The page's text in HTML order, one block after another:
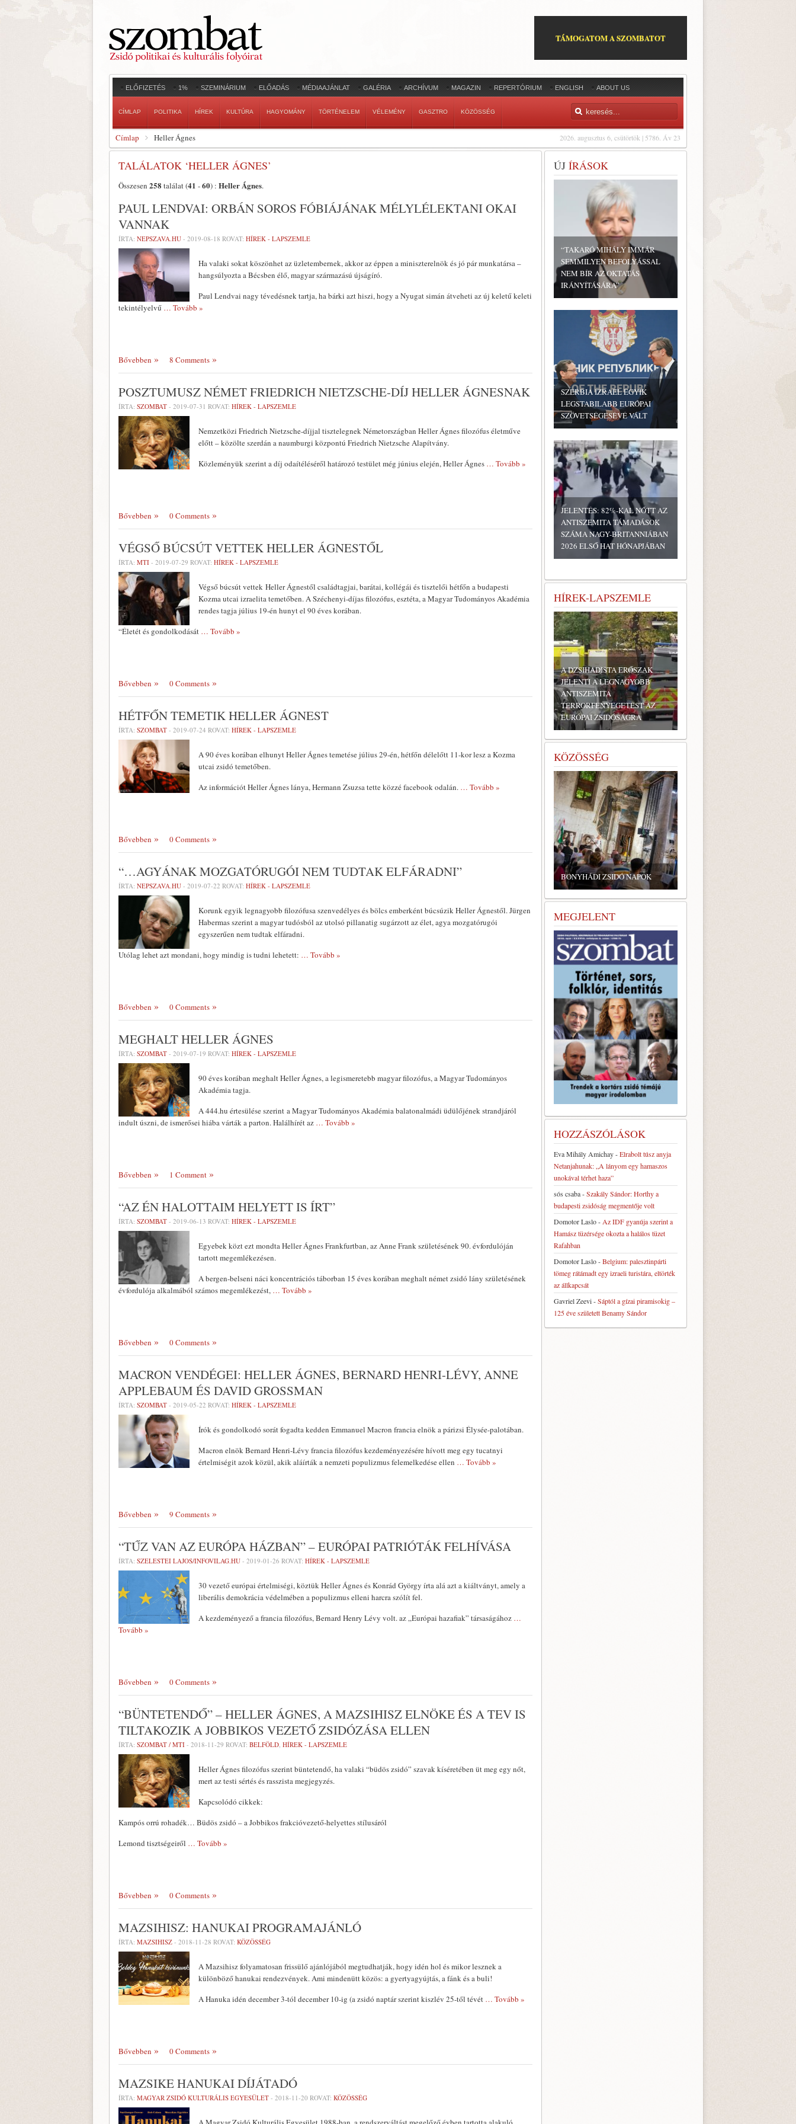
TÁMOGATOM A SZOMBATOT
ELŐFIZETÉS 1% SZEMINÁRIUM ELŐADÁS MÉDIAAJÁNLAT GALÉRIA ARCHÍVUM MAGAZIN REPERTÓRIUM ENGLISH ABOUT US
CÍMLAP POLITIKA HÍREK KULTÚRA HAGYOMÁNY TÖRTÉNELEM VÉLEMÉNY GASZTRO KÖZÖSSÉG
2026. augusztus 6, csütörtök | 5786. Áv 23
Címlap Heller Ágnes
TALÁLATOK ‘HELLER ÁGNES’
Összesen 258 találat (41 -60) : Heller Ágnes.
PAUL LENDVAI: ORBÁN SOROS FÓBIÁJÁNAK MÉLYLÉLEKTANI OKAI
VANNAK
ÍRTA: NEPSZAVA.HU - 2019-08-18 ROVAT: HÍREK - LAPSZEMLE
Ha valaki sokat köszönhet az üzletembernek, akkor az éppen a miniszterelnök és jó pár munkatársa –
hangsúlyozta a Bécsben élő, magyar származású újságíró.
Paul Lendvai nagy tévedésnek tartja, ha bárki azt hiszi, hogy a Nyugat simán átveheti az új keletű keleti
tekintélyelvű … Tovább »
Bővebben 8 Comments
POSZTUMUSZ NÉMET FRIEDRICH NIETZSCHE-DÍJ HELLER ÁGNESNAK
ÍRTA: SZOMBAT - 2019-07-31 ROVAT: HÍREK - LAPSZEMLE
Nemzetközi Friedrich Nietzsche-díjjal tisztelegnek Németországban Heller Ágnes filozófus életműve
előtt – közölte szerdán a naumburgi központú Friedrich Nietzsche Alapítvány.
Közleményük szerint a díj odaítéléséről határozó testület még június elején, Heller Ágnes … Tovább »
Bővebben 0 Comments
VÉGSŐ BÚCSÚT VETTEK HELLER ÁGNESTŐL
ÍRTA: MTI - 2019-07-29 ROVAT: HÍREK - LAPSZEMLE
Végső búcsút vettek Heller Ágnestől családtagjai, barátai, kollégái és tisztelői hétfőn a budapesti
Kozma utcai izraelita temetőben. A Széchenyi-díjas filozófus, esztéta, a Magyar Tudományos Akadémia
rendes tagja július 19-én hunyt el 90 éves korában.
“Életét és gondolkodását … Tovább »
Bővebben 0 Comments
HÉTFŐN TEMETIK HELLER ÁGNEST
ÍRTA: SZOMBAT - 2019-07-24 ROVAT: HÍREK - LAPSZEMLE
A 90 éves korában elhunyt Heller Ágnes temetése július 29-én, hétfőn délelőtt 11-kor lesz a Kozma
utcai zsidó temetőben.
Az információt Heller Ágnes lánya, Hermann Zsuzsa tette közzé facebook odalán. … Tovább »
Bővebben 0 Comments
“…AGYÁNAK MOZGATÓRUGÓI NEM TUDTAK ELFÁRADNI”
ÍRTA: NEPSZAVA.HU - 2019-07-22 ROVAT: HÍREK - LAPSZEMLE
Korunk egyik legnagyobb filozófusa szenvedélyes és bölcs emberként búcsúzik Heller Ágnestől. Jürgen
Habermas szerint a magyar tudósból az utolsó pillanatig sugárzott az élet, agya mozgatórugói
egyszerűen nem tudtak elfáradni.
Utólag lehet azt mondani, hogy mindig is tudni lehetett: … Tovább »
Bővebben 0 Comments
MEGHALT HELLER ÁGNES
ÍRTA: SZOMBAT - 2019-07-19 ROVAT: HÍREK - LAPSZEMLE
90 éves korában meghalt Heller Ágnes, a legismeretebb magyar filozófus, a Magyar Tudományos
Akadémia tagja.
A 444.hu értesülése szerint a Magyar Tudományos Akadémia balatonalmádi üdülőjének strandjáról
indult úszni, de ismerősei hiába várták a parton. Halálhírét az … Tovább »
Bővebben 1 Comment
“AZ ÉN HALOTTAIM HELYETT IS ÍRT”
ÍRTA: SZOMBAT - 2019-06-13 ROVAT: HÍREK - LAPSZEMLE
Egyebek közt ezt mondta Heller Ágnes Frankfurtban, az Anne Frank születésének 90. évfordulóján
tartott megemlékezésen.
A bergen-belseni náci koncentrációs táborban 15 éves korában meghalt német zsidó lány születésének
évfordulója alkalmából számos megemlékezést, … Tovább »
Bővebben 0 Comments
MACRON VENDÉGEI: HELLER ÁGNES, BERNARD HENRI-LÉVY, ANNE
APPLEBAUM ÉS DAVID GROSSMAN
ÍRTA: SZOMBAT - 2019-05-22 ROVAT: HÍREK - LAPSZEMLE
Írók és gondolkodó sorát fogadta kedden Emmanuel Macron francia elnök a párizsi Élysée-palotában.
Macron elnök Bernard Henri-Lévy francia filozófus kezdeményezésére hívott meg egy tucatnyi
értelmiségit azok közül, akik aláírták a nemzeti populizmus felemelkedése ellen … Tovább »
Bővebben 9 Comments
“TŰZ VAN AZ EURÓPA HÁZBAN” – EURÓPAI PATRIÓTÁK FELHÍVÁSA
ÍRTA: SZELESTEI LAJOS/INFOVILAG.HU - 2019-01-26 ROVAT: HÍREK - LAPSZEMLE
30 vezető európai értelmiségi, köztük Heller Ágnes és Konrád György írta alá azt a kiáltványt, amely a
liberális demokrácia védelmében a populizmus elleni harcra szólít fel.
A kezdeményező a francia filozófus, Bernard Henry Lévy volt. az „Európai hazafiak” társaságához …
Tovább »
Bővebben 0 Comments
“BÜNTETENDŐ” – HELLER ÁGNES, A MAZSIHISZ ELNÖKE ÉS A TEV IS
TILTAKOZIK A JOBBIKOS VEZETŐ ZSIDÓZÁSA ELLEN
ÍRTA: SZOMBAT / MTI - 2018-11-29 ROVAT: BELFÖLD, HÍREK - LAPSZEMLE
Heller Ágnes filozófus szerint büntetendő, ha valaki “büdös zsidó” szavak kíséretében üt meg egy nőt,
mert az testi sértés és rasszista megjegyzés.
Kapcsolódó cikkek:
Kampós orrú rohadék… Büdös zsidó – a Jobbikos frakcióvezető-helyettes stílusáról
Lemond tisztségeiről … Tovább »
Bővebben 0 Comments
MAZSIHISZ: HANUKAI PROGRAMAJÁNLÓ
ÍRTA: MAZSIHISZ - 2018-11-28 ROVAT: KÖZÖSSÉG
A Mazsihisz folyamatosan frissülő ajánlójából megtudhatják, hogy idén hol és mikor lesznek a
különböző hanukai rendezvények. Ami mindenütt közös: a gyertyagyújtás, a fánk és a buli!
A Hanuka idén december 3-tól december 10-ig (a zsidó naptár szerint kiszlév 25-től tévét … Tovább »
Bővebben 0 Comments
MAZSIKE HANUKAI DÍJÁTADÓ
ÍRTA: MAGYAR ZSIDÓ KULTURÁLIS EGYESÜLET - 2018-11-20 ROVAT: KÖZÖSSÉG
ÚJ ÍRÁSOK
“TAKARÓ MIHÁLY IMMÁR
SEMMILYEN BEFOLYÁSSAL
NEM BÍR AZ OKTATÁS
IRÁNYÍTÁSÁRA”
SZERBIA IZRAEL EGYIK
LEGSTABILABB EURÓPAI
SZÖVETSÉGESÉVÉ VÁLT
JELENTÉS: 82%-KAL NŐTT AZ
ANTISZEMITA TÁMADÁSOK
SZÁMA NAGY-BRITANNIÁBAN
2026 ELSŐ HAT HÓNAPJÁBAN
HÍREK-LAPSZEMLE
A DZSIHADISTA ERŐSZAK
JELENTI A LEGNAGYOBB
ANTISZEMITA
TERRORFENYEGETÉST AZ
EURÓPAI ZSIDÓSÁGRA
KÖZÖSSÉG
BONYHÁDI ZSIDÓ NAPOK
MEGJELENT
HOZZÁSZÓLÁSOK
Eva Mihály Amichay-Elrabolt túsz anyja
Netanjahunak: „A lányom egy hamaszos
unokával térhet haza”
sós csaba-Szakály Sándor: Horthy a
budapesti zsidóság megmentője volt
Domotor Laslo- Az IDF gyanúja szerint a
Hamász tüzérsége okozta a halálos tüzet
Rafahban
Domotor Laslo-Belgium: palesztinpárti
tömeg rátámadt egy izraeli turistára, eltörték
az állkapcsát
Gavriel Zeevi-Sáptól a gízai piramisokig –
125 éve született Benamy Sándor